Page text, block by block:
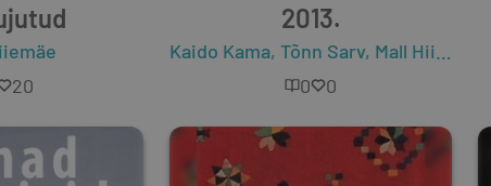
20
2013.
Kaido Kama, Tõnn Sarv, Mall Hiiemäe
0
0